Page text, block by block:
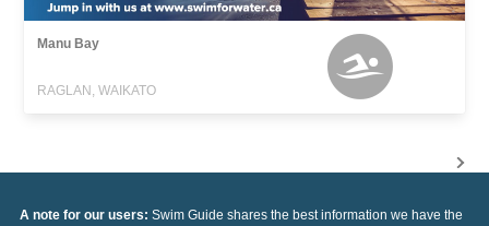
Manu Bay
RAGLAN, WAIKATO
A note for our users: Swim Guide shares the best information we have the